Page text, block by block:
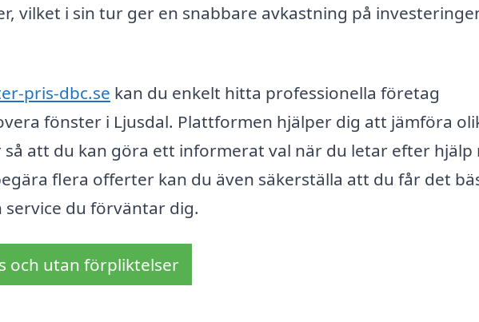
vilket i sin tur ger en snabbare avkastning på
pris-dbc.se kan du enkelt hitta professionella företag
fönster i Ljusdal. Plattformen hjälper dig att jämföra
att du kan göra ett informerat val när du letar efter hjälp
flera offerter kan du även säkerställa att du får det
du förväntar dig.
och utan förpliktelser